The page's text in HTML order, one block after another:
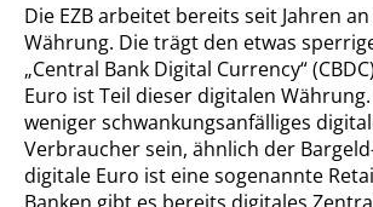
Die EZB arbeitet bereits seit Jahren
Währung. Die trägt den etwas
„Central Bank Digital Currency“
Euro ist Teil dieser digitalen
weniger schwankungsanfälliges
Verbraucher sein, ähnlich der
digitale Euro ist eine sogenannte